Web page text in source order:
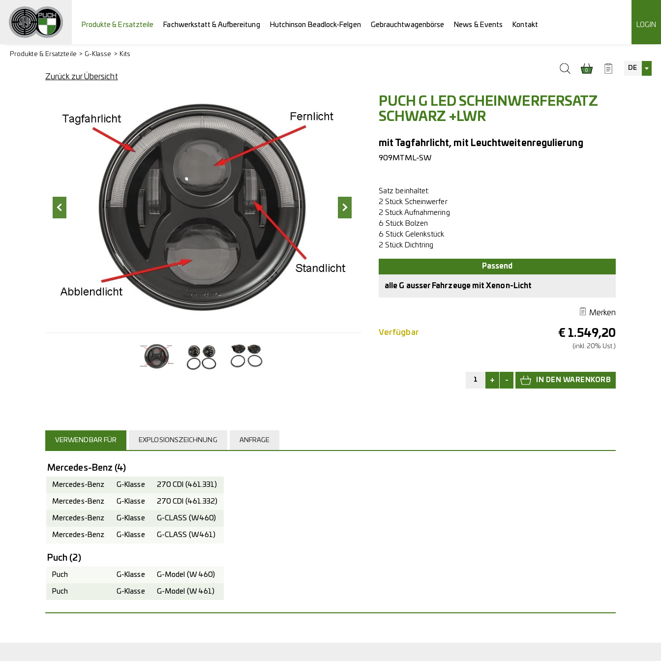
Produkte & Ersatzteile Fachwerkstatt & Aufbereitung Hutchinson Beadlock-Felgen Gebrauchtwagenbörse News & Events Kontakt LOGIN
0 DE
Produkte & Ersatzteile G-Klasse Kits
Zurück zur Übersicht
PUCH G LED SCHEINWERFERSATZ
SCHWARZ +LWR
mit Tagfahrlicht, mit Leuchtweitenregulierung
909MTML-SW
Satz beinhaltet:
2 Stück Scheinwerfer
2 Stück Aufnahmering
6 Stück Bolzen
6 Stück Gelenkstück
2 Stück Dichtring
alle G ausser Fahrzeuge mit Xenon-Licht
Merken
€ 1.549,20
(inkl. 20% Ust.)
Verfügbar
+ -
VERWENDBAR FÜR EXPLOSIONSZEICHNUNG ANFRAGE
Mercedes-Benz (4)
Mercedes-Benz G-Klasse 270 CDI (461.331)
Mercedes-Benz G-Klasse 270 CDI (461.332)
Mercedes-Benz G-Klasse G-CLASS (W460)
Mercedes-Benz G-Klasse G-CLASS (W461)
Puch (2)
Puch G-Klasse G-Model (W 460)
Puch G-Klasse G-Model (W 461)